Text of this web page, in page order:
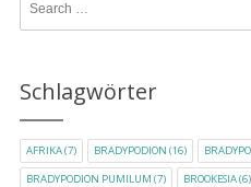
Schlagwörter
AFRIKA(7) BRADYPODION (16)
BRADYPODION PUMILUM (7) BROOKESIA(6)